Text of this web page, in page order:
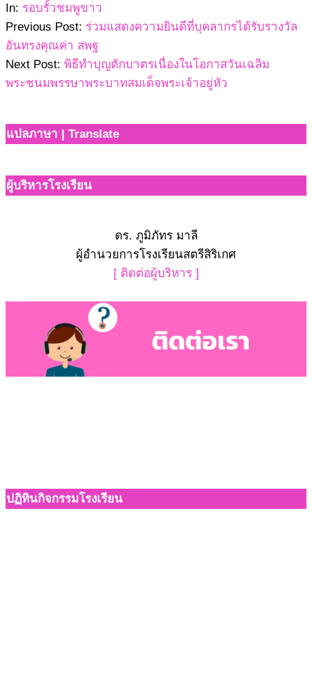
26
In: รอบรั้วชมพูขาว
Previous Post: ร่วมแสดงความยินดีที่บุคลากรได้รับรางวัล
อันทรงคุณค่า สพฐ
Next Post: พิธีทำบุญตักบาตรเนื่องในโอกาสวันเฉลิม
พระชนมพรรษาพระบาทสมเด็จพระเจ้าอยู่หัว
แปลภาษา | Translate
ผู้บริหารโรงเรียน
ดร. ภูมิภัทร มาลี
ผู้อำนวยการโรงเรียนสตรีสิริเกศ
[ ติดต่อผู้บริหาร ]
ปฏิทินกิจกรรมโรงเรียน